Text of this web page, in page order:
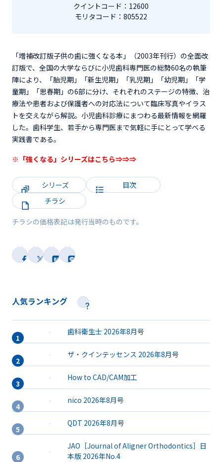
クイントコード：12600
モリタコード：805522
「増補改訂版子供の歯に強くなる本」（2003年刊行）の全面改
訂版で、全国の大学ならびに小児歯科専門医の総勢60名の執筆
陣により、「胎児期」「新生児期」「乳児期」「幼児期」「学
童期」「思春期」の6部に分け、それぞれのステージの特徴、治
療法や患者および保護者への対応法について臨床写真やイラス
トを交えながら解説。小児歯科診療にまつわる最新情報を網羅
した。歯科学生、若手から専門医まで気軽に手にとって学べる
実践書である。
※「強くなる」シリーズはこちら⇒⇒⇒
シリーズ
目次
チラシ
チラシの価格表記は発行当時のものです。
人気ランキング
歯科衛生士 2026年8月号
ザ・クインテッセンス 2026年8月号
How to CAD/CAM加工
nico 2026年8月号
QDT 2026年8月号
JAO［Journal of Aligner Orthodontics］日
本版 2026年No.4